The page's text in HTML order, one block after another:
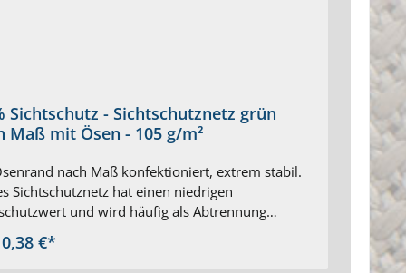
Sichtschutz - Sichtschutznetz grün
Maß mit Ösen - 105 g/m²
nach Maß konfektioniert, extrem stabil.
Sichtschutznetz hat einen niedrigen
und wird häufig als Abtrennung
Farbe: grün Rundum mit genähtem
€*
65
Ab